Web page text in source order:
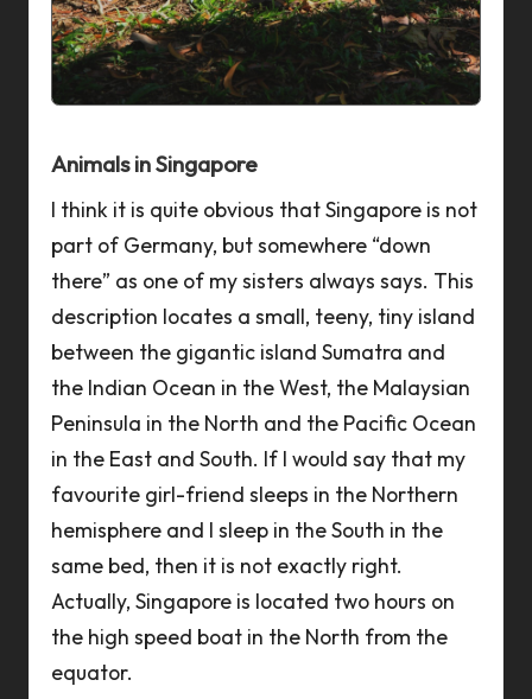
n
n
Animals in Singapore
I think it is quite obvious that Singapore is not
part of Germany, but somewhere “down
there” as one of my sisters always says. This
description locates a small, teeny, tiny island
between the gigantic island Sumatra and
the Indian Ocean in the West, the Malaysian
Peninsula in the North and the Pacific Ocean
in the East and South. If I would say that my
favourite girl-friend sleeps in the Northern
hemisphere and I sleep in the South in the
same bed, then it is not exactly right.
Actually, Singapore is located two hours on
the high speed boat in the North from the
equator.